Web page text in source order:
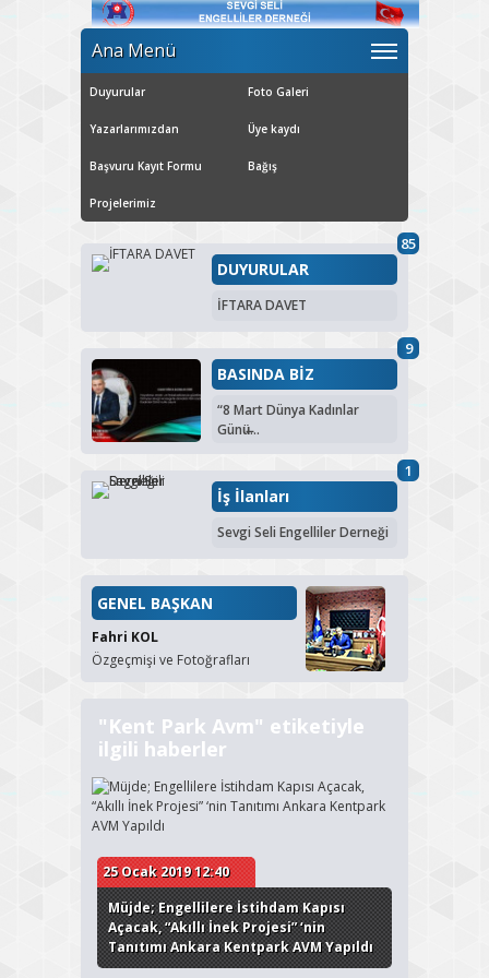
Ana Menü
Duyurular Foto Galeri
Yazarlarımızdan Üye kaydı
Başvuru Kayıt Formu Bağış
Projelerimiz
85
DUYURULAR
İFTARA DAVET
9
BASINDA BİZ
“8 Mart Dünya Kadınlar
Günü̶...
1
İş İlanları
Sevgi Seli Engelliler Derneği
GENEL BAŞKAN
Fahri KOL
Özgeçmişi ve Fotoğrafları
"Kent Park Avm" etiketiyle
ilgili haberler
25 Ocak 2019 12:40
Müjde; Engellilere İstihdam Kapısı
Açacak, “Akıllı İnek Projesi” ‘nin
Tanıtımı Ankara Kentpark AVM Yapıldı